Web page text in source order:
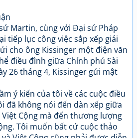
Martin, cùng với Đại sứ Pháp
tiếp lục công việc sắp xếp giải
cho ông Kissinger một điện văn
điều đình giữa Chính phủ Sài
26 tháng 4, Kissinger gửi mật
ý kiến của tôi về các cuộc điều
đã không nói đến dàn xếp giữa
Việt Cộng mà đến thương lượng
Tôi muốn bất cứ cuộc thảo